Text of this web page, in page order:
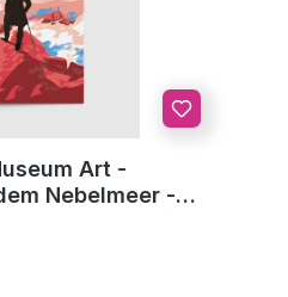
Art -
Nebelmeer -